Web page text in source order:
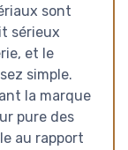
sont
sérieux
et le
simple.
la marque
pure des
au rapport